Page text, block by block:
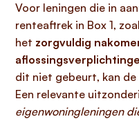
Voor leningen die in
renteaftrek in Box 1,
het zorgvuldig
dit niet gebeurt, kan
Een relevante
eigenwoningleningen